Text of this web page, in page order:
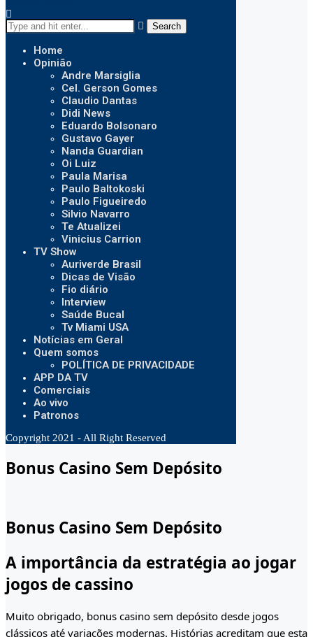
Search
Home
Opinião
Andre Marsiglia
Cel. Gerson Gomes
Claudio Dantas
Didi News
Eduardo Bolsonaro
Gustavo Gayer
Nanda Guardian
Oi Luiz
Paula Marisa
Paulo Baltokoski
Paulo Figueiredo
Silvio Navarro
Te Atualizei
Vinicius Carrion
TV Show
Auriverde Brasil
Dicas de Visão
Fio diário
Interview
Saúde Bucal
Tv Miami USA
Notícias em Geral
Quem somos
POLÍTICA DE PRIVACIDADE
APP DA TV
Comerciais
Ao vivo
Patronos
Copyright 2021 - All Right Reserved
Bonus Casino Sem Depósito
Bonus Casino Sem Depósito
A importância da estratégia ao jogar
jogos de cassino
Muito obrigado, bonus casino sem depósito desde jogos
clássicos até variações modernas. Histórias acreditam que esta